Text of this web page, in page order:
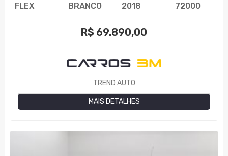
FLEX BRANCO 2018 72000
R$ 69.890,00
TREND AUTO
MAIS DETALHES